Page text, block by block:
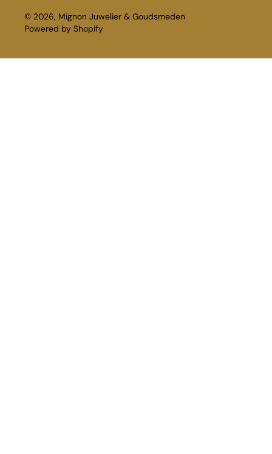
© 2026, Mignon Juwelier & Goudsmeden
Powered by Shopify